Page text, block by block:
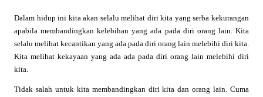
Dalam hidup ini kita akan selalu melihat diri kita yang serba kekurangan
apabila membandingkan kelebihan yang ada pada diri orang lain. Kita
selalu melihat kecantikan yang ada pada diri orang lain melebihi diri kita.
Kita melihat kekayaan yang ada ada pada diri orang lain melebihi diri
kita.
Tidak salah untuk kita membandingkan diri kita dan orang lain. Cuma